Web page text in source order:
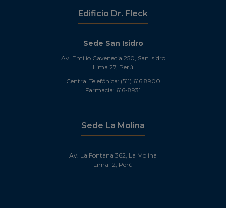
Edificio Dr. Fleck
Sede San Isidro
Av. Emilio Cavenecia 250, San Isidro
Lima 27, Perú
Central Telefónica: (511) 616 8900
Farmacia: 616-8931
Sede La Molina
Av. La Fontana 362, La Molina
Lima 12, Perú